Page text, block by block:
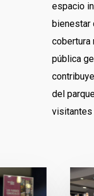
espacio
bienestar
cobertura
pública
del
visitantes